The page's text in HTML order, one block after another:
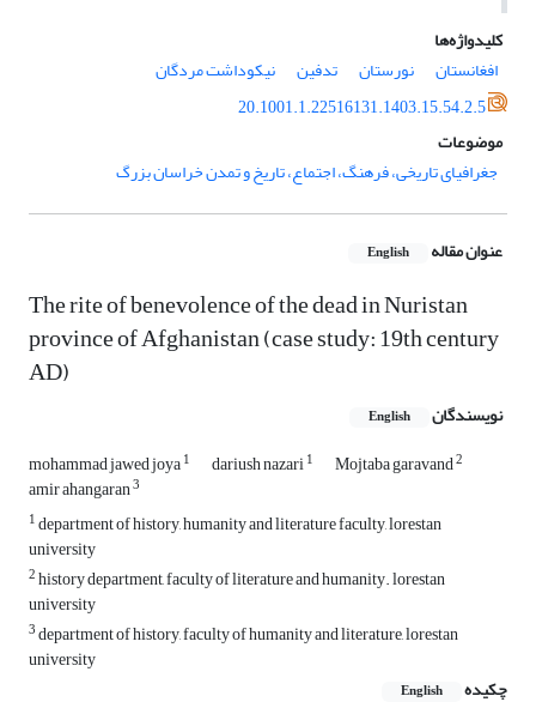
کلیدواژه‌ها
افغانستان
نورستان تدفین
نیکوداشت مردگان
20.1001.1.22516131.1403.15.54.2.5
موضوعات
جغرافیای تاریخی، فرهنگ، اجتماع، تاریخ و تمدن خراسان بزرگ
عنوان مقاله English
The rite of benevolence of the dead in Nuristan
province of Afghanistan (case study: 19th century
AD)
نویسندگان English
mohammad jawed joya1 dariush nazari1 Mojtaba garavand2
amir ahangaran3
1department of history, humanity and literature faculty, lorestan
university
2history department, faculty of literature and humanity. lorestan
university
3department of history, faculty of humanity and literature, lorestan
university
چکیده
English